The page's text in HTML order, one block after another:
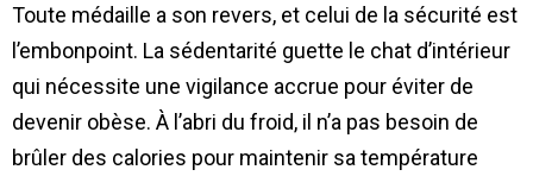
Toute médaille a son revers, et celui de la sécurité est
l’embonpoint. La sédentarité guette le chat d’intérieur
qui nécessite une vigilance accrue pour éviter de
devenir obèse. À l’abri du froid, il n’a pas besoin de
brûler des calories pour maintenir sa température